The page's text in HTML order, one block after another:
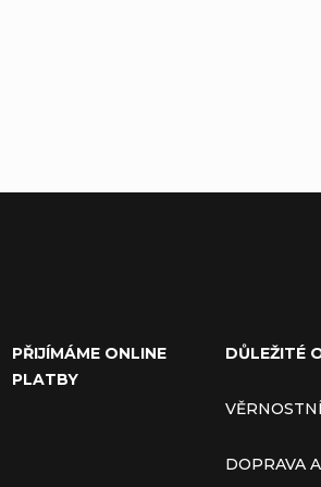
PŘIJÍMÁME ONLINE
PLATBY
DŮLEŽITÉ
DOPRAVA